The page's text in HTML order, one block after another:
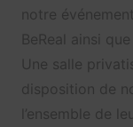
notre
BeReal ainsi
Une salle
disposition de
l’ensemble de